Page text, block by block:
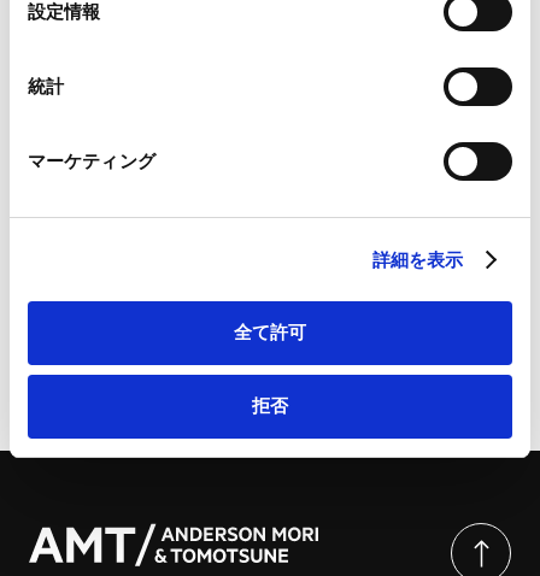
Google Analytics利用規約（
Marketo
外部サイト）
LinkedIn プライバシーポリシー（
HubSpot プライバシーポリシー（外部サイト）
設定情報
統計
マーケティング
詳細を表示
全て許可
拒否
業務分野
詳細・お問い合わせは、こちらから：我が国の領域
（EEZ）内におけるレアアース開発事業の法的枠組み 〜
2022年改正鉱業法を中心とした適用関係の体系的整理〜
ページのシェアはこちらから